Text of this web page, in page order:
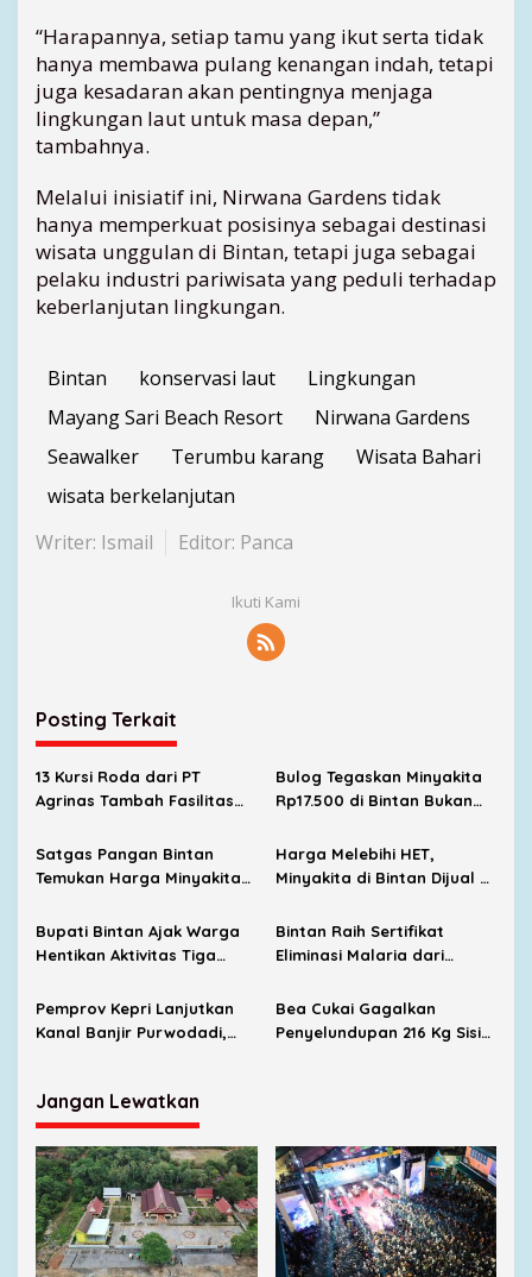
“Harapannya, setiap tamu yang ikut serta tidak
hanya membawa pulang kenangan indah, tetapi
juga kesadaran akan pentingnya menjaga
lingkungan laut untuk masa depan,”
tambahnya.
Melalui inisiatif ini, Nirwana Gardens tidak
hanya memperkuat posisinya sebagai destinasi
wisata unggulan di Bintan, tetapi juga sebagai
pelaku industri pariwisata yang peduli terhadap
keberlanjutan lingkungan.
Bintan konservasi laut
Lingkungan
Mayang Sari Beach Resort
Nirwana Gardens
Seawalker
Terumbu karang
Wisata Bahari
wisata berkelanjutan
Writer: Ismail
Editor: Panca
Ikuti Kami
Posting Terkait
13 Kursi Roda dari PT
Agrinas Tambah Fasilitas
Bulog Tegaskan Minyakita
Rp17.500 di Bintan Bukan
Satgas Pangan Bintan
Temukan Harga Minyakita
Harga Melebihi HET,
Minyakita di Bintan Dijual di
Promosi Medsos
Bupati Bintan Ajak Warga
Hentikan Aktivitas Tiga
Bintan Raih Sertifikat
Eliminasi Malaria dari
Pemprov Kepri Lanjutkan
Kanal Banjir Purwodadi,
Bea Cukai Gagalkan
Penyelundupan 216 Kg Sisik
Jangan Lewatkan